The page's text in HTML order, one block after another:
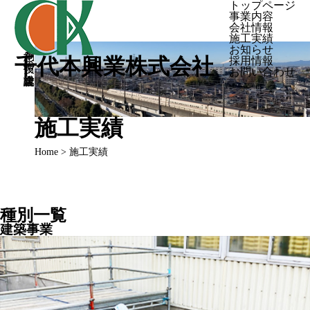
千代本興業株式会社
トップページ
事業内容
会社情報
施工実績
お知らせ
採用情報
お問い合わせ
創意と技術の総合建設業
施工実績
Home > 施工実績
種別一覧
建築事業